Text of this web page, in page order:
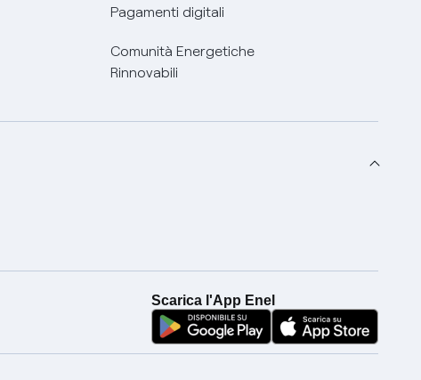
Pagamenti digitali
Comunità Energetiche
Rinnovabili
Scarica l'App Enel